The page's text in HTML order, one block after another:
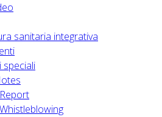
sanitaria integrativa
speciali